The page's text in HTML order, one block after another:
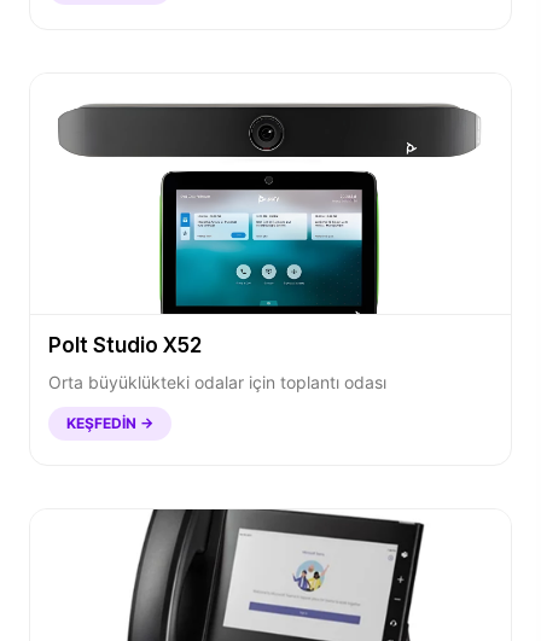
Polt Studio X52
Orta büyüklükteki odalar için toplantı odası
KEŞFEDIN →